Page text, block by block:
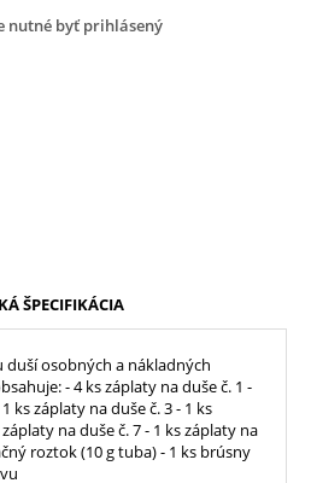
nutné byť prihlásený
ŠPECIFIKÁCIA
osobných a nákladných
- 4 ks záplaty na duše č. 1 -
ks záplaty na duše č. 3 - 1 ks
na duše č. 7 - 1 ks záplaty na
roztok (10 g tuba) - 1 ks brúsny